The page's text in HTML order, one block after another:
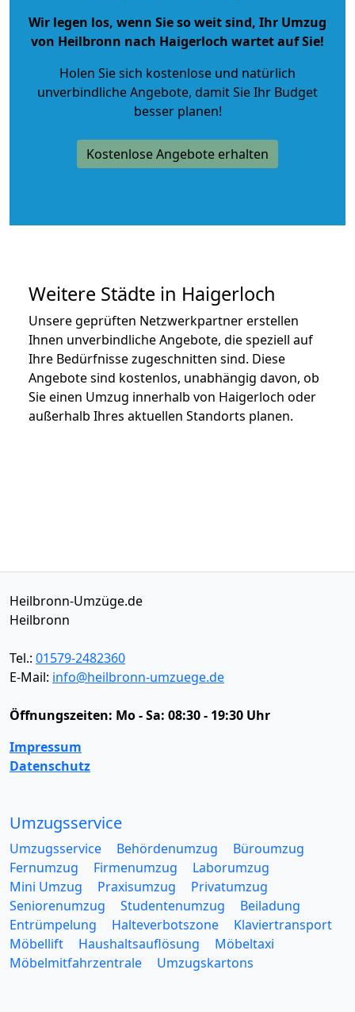
Wir legen los, wenn Sie so weit sind, Ihr Umzug
von Heilbronn nach Haigerloch wartet auf Sie!
Holen Sie sich kostenlose und natürlich
unverbindliche Angebote, damit Sie Ihr Budget
besser planen!
Kostenlose Angebote erhalten
Weitere Städte in Haigerloch
Unsere geprüften Netzwerkpartner erstellen
Ihnen unverbindliche Angebote, die speziell auf
Ihre Bedürfnisse zugeschnitten sind. Diese
Angebote sind kostenlos, unabhängig davon, ob
Sie einen Umzug innerhalb von Haigerloch oder
außerhalb Ihres aktuellen Standorts planen.
Heilbronn-Umzüge.de
Heilbronn
Tel.: 01579-2482360
E-Mail: info@heilbronn-umzuege.de
Öffnungszeiten: Mo - Sa: 08:30 - 19:30 Uhr
Impressum
Datenschutz
Umzugsservice
Umzugsservice Behördenumzug
Büroumzug
Fernumzug
Firmenumzug
Laborumzug
Mini Umzug
Praxisumzug
Privatumzug
Seniorenumzug
Studentenumzug
Beiladung
Entrümpelung
Halteverbotszone
Klaviertransport
Möbellift
Haushaltsauflösung
Möbeltaxi
Möbelmitfahrzentrale
Umzugskartons